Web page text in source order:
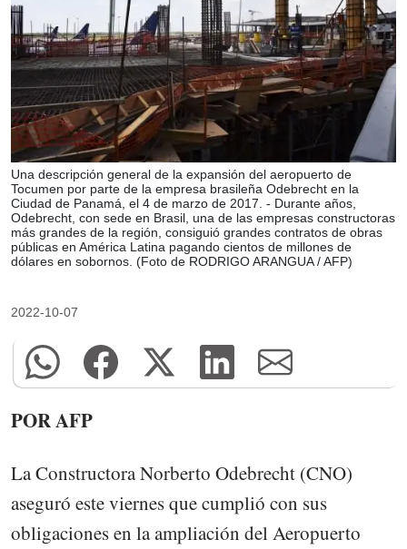
Una descripción general de la expansión del aeropuerto de
Tocumen por parte de la empresa brasileña Odebrecht en la
Ciudad de Panamá, el 4 de marzo de 2017. - Durante años,
Odebrecht, con sede en Brasil, una de las empresas constructoras
más grandes de la región, consiguió grandes contratos de obras
públicas en América Latina pagando cientos de millones de
dólares en sobornos. (Foto de RODRIGO ARANGUA / AFP)
2022-10-07
POR AFP
La Constructora Norberto Odebrecht (CNO)
aseguró este viernes que cumplió con sus
obligaciones en la ampliación del Aeropuerto